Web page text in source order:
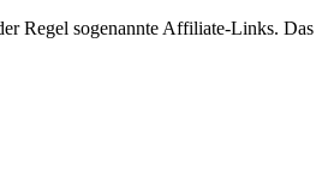
Regel sogenannte Affiliate-Links.